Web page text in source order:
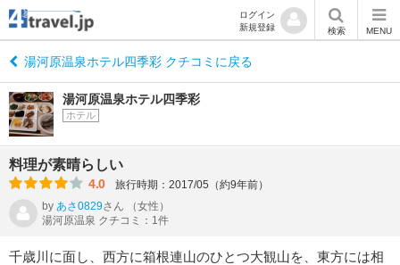
ログイン
新規登録
検索 MENU
湯河原温泉ホテル四季彩 クチコミに戻る
湯河原温泉ホテル四季彩
ホテル
料理が素晴らしい
4.0
旅行時期：2017/05（約9年前）
by あさ0829さん
（女性）
湯河原温泉 クチコミ：1件
千歳川に面し、西方に箱根連山のひとつ大観山を、東方には相